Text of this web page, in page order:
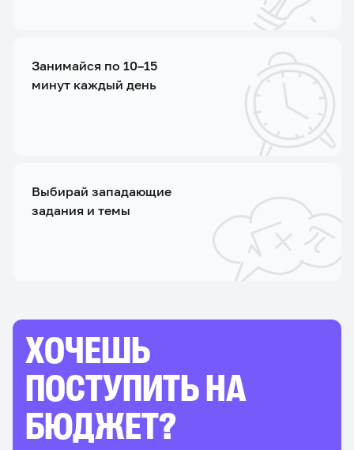
Занимайся по 10–15
минут каждый день
Выбирай западающие
задания и темы
ХОЧЕШЬ
ПОСТУПИТЬ НА
БЮДЖЕТ?